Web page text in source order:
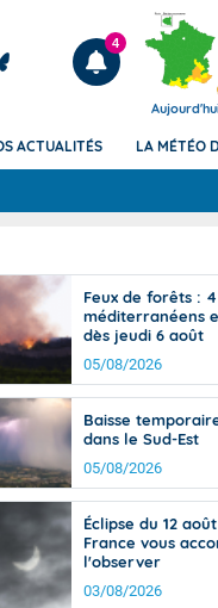
Articles
4
Aujourd'hui
de
Phénomènes
Avertissement
des communes
Bulletins Marine
Bulletins
d'avalanche
Météo des forêts
Vigicrues
ACTUALITÉS LA MÉTÉO
Feux de forêts :
méditerranéens
dès jeudi 6 août
05/08/2026
Baisse
dans le Sud-Est
05/08/2026
Éclipse du 12
France vous
l'observer
03/08/2026